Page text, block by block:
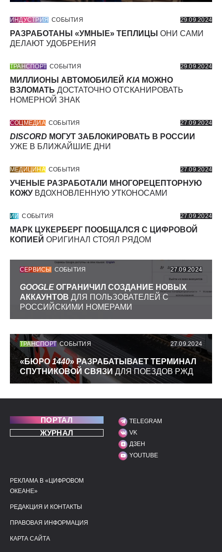
ИНДУСТРИЯ СОБЫТИЯ 29.09.2024
РАЗРАБОТАНЫ «УМНЫЕ» ТЕПЛИЦЫ ОНИ САМИ
ДЕЛАЮТ УДОБРЕНИЯ
ТРАНСПОРТ СОБЫТИЯ 29.09.2024
МИЛЛИОНЫ АВТОМОБИЛЕЙ KIA МОЖНО
ВЗЛОМАТЬ ДОСТАТОЧНО ОТСКАНИРОВАТЬ
НОМЕРНОЙ ЗНАК
СОЦМЕДИА СОБЫТИЯ 27.09.2024
DISCORD МОГУТ ЗАБЛОКИРОВАТЬ В РОССИИ
УЖЕ В БЛИЖАЙШИЕ ДНИ
МЕДИЦИНА СОБЫТИЯ 27.09.2024
УЧЕНЫЕ РАЗРАБОТАЛИ МНОГОРЕЦЕПТОРНУЮ
КОЖУ ВДОХНОВЛЕННУЮ УТКОНОСАМИ
ИИ СОБЫТИЯ 27.09.2024
МАРК ЦУКЕРБЕРГ ПООБЩАЛСЯ С ЦИФРОВОЙ
КОПИЕЙ ОРИГИНАЛ СТОЯЛ РЯДОМ
СЕРВИСЫ СОБЫТИЯ 27.09.2024
GOOGLE ОГРАНИЧИЛ СОЗДАНИЕ НОВЫХ
АККАУНТОВ ДЛЯ ПОЛЬЗОВАТЕЛЕЙ С
РОССИЙСКИМИ НОМЕРАМИ
ТРАНСПОРТ СОБЫТИЯ 27.09.2024
«БЮРО1440» РАЗРАБАТЫВАЕТ ТЕРМИНАЛ
СПУТНИКОВОЙ СВЯЗИ ДЛЯ ПОЕЗДОВ РЖД
ПОРТАЛ
ЖУРНАЛ
МЫ В СОЦИАЛЬНЫХ
TELEGRAM
VK
ДЗЕН
YOUTUBE
ПОЛЕЗНЫЕ ССЫЛКИ
РЕКЛАМА В «ЦИФРОВОМ
ОКЕАНЕ»
РЕДАКЦИЯ И КОНТАКТЫ
ПРАВОВАЯ ИНФОРМАЦИЯ
КАРТА САЙТА